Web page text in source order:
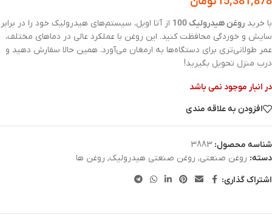
با خرید روغن هیدرولیک 100
از آتا اویل، سیستم‌های هیدرولیک خود را در برابر
سایش و خوردگی محافظت کنید. این روغن با عملکرد عالی در دماهای مختلف،
عمر طولانی‌تری برای دستگاه‌ها به ارمغان می‌آورد. همین حالا سفارش دهید و
درب منزل تحویل بگیرید!
در انبار موجود نمی باشد
افزودن به علاقه مندی
شناسه محصول: 3883
دسته: روغن صنعتی, روغن صنعتی هیدرولیک, روغن ها
اشتراک گذاری: